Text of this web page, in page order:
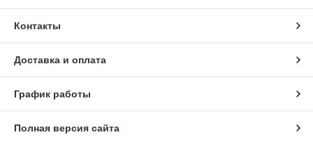
Контакты
Доставка и оплата
График работы
Полная версия сайта